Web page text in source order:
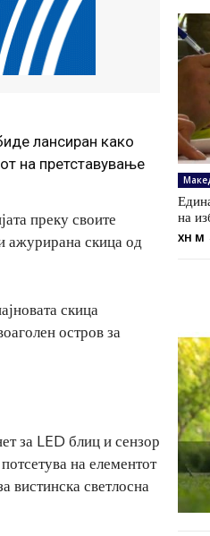
лансиран како
на претставување
преку своите
ажурирана скица од
скица
остров за
за LED блиц и сензор
на елементот
вистинска светлосна
на
XH M